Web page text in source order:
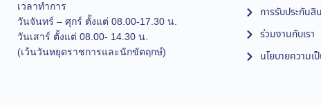
เวลาทำการ
วันจันทร์ – ศุกร์ ตั้งแต่ 08.00-17.30 น.
วันเสาร์ ตั้งแต่ 08.00- 14.30 น.
(เว้นวันหยุดราชการและนักขัตฤกษ์)
การรับประกันสิ
ร่วมงานกับเรา
นโยบายความเ